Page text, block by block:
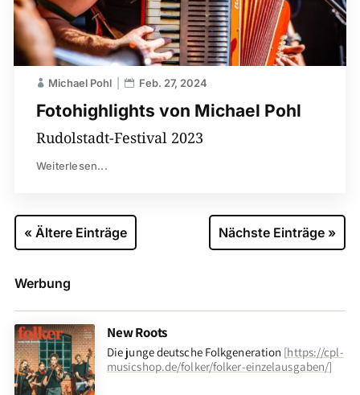
Fotohighlights von Michael Pohl
Michael Pohl Feb. 27, 2024
Rudolstadt-Festival 2023
Weiterlesen...
« Ältere Einträge Nächste Einträge »
Werbung
New Roots
Die junge deutsche Folkgeneration [https://cpl-
musicshop.de/folker/folker-einzelausgaben/]